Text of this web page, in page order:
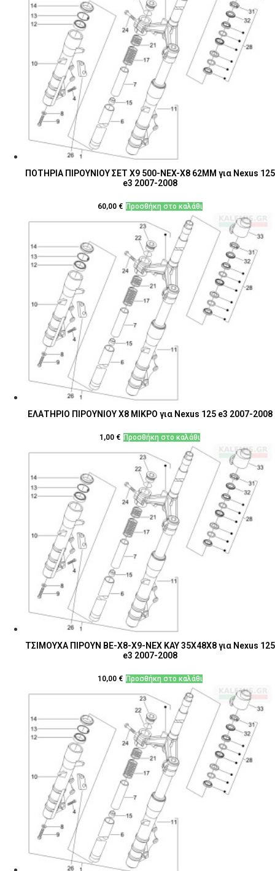
ΠΟΤΗΡΙΑ ΠΙΡΟΥΝΙΟΥ ΣΕΤ Χ9 500-NEX-X8 62ΜΜ για Nexus 125
e3 2007-2008
60,00 € Προσθήκη στο καλάθι
ΕΛΑΤΗΡΙΟ ΠΙΡΟΥΝΙΟΥ Χ8 ΜΙΚΡΟ για Nexus 125 e3 2007-2008
1,00 € Προσθήκη στο καλάθι
ΤΣΙΜΟΥΧΑ ΠΙΡΟΥΝ BE-Χ8-Χ9-NEX KAY 35Χ48Χ8 για Nexus 125
e3 2007-2008
10,00 € Προσθήκη στο καλάθι